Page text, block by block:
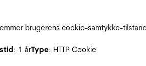
brugerens cookie-samtykke-
: 1 årType: HTTP Cookie